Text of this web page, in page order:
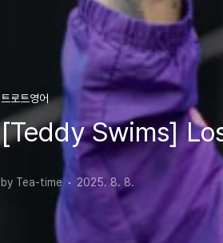
트로트영어
[Teddy Swims]
by Tea-time 2025. 8. 8.